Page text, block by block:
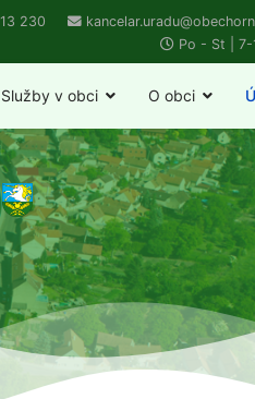
230
Po - St | 7-
Služby v obci O obci